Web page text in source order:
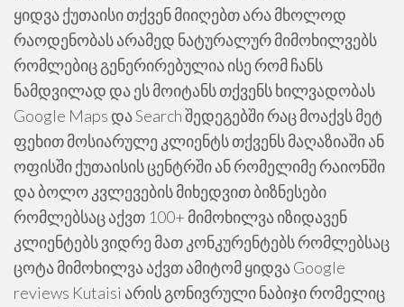
ყიდვა ქუთაისი თქვენ მიიღებთ არა მხოლოდ
რაოდენობას არამედ ნატურალურ მიმოხილვებს
რომლებიც გენერირებულია ისე რომ ჩანს
ნამდვილად და ეს მოიტანს თქვენს ხილვადობას
Google Maps და Search შედეგებში რაც მოაქვს მეტ
ფეხით მოსიარულე კლიენტს თქვენს მაღაზიაში ან
ოფისში ქუთაისის ცენტრში ან რომელიმე რაიონში
და ბოლო კვლევების მიხედვით ბიზნესები
რომლებსაც აქვთ 100+ მიმოხილვა იზიდავენ
კლიენტებს ვიდრე მათ კონკურენტებს რომლებსაც
ცოტა მიმოხილვა აქვთ ამიტომ ყიდვა Google
reviews Kutaisi არის გონივრული ნაბიჯი რომელიც